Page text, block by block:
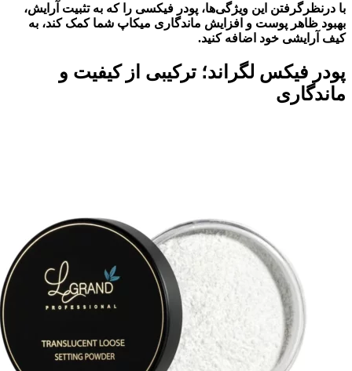
با درنظرگرفتن این ویژگی‌ها، پودر فیکسی را که به تثبیت آرایش،
بهبود ظاهر پوست و افزایش ماندگاری میکاپ شما کمک کند، به
کیف آرایشی خود اضافه کنید.
پودر فیکس لگراند؛ ترکیبی از کیفیت و
ماندگاری